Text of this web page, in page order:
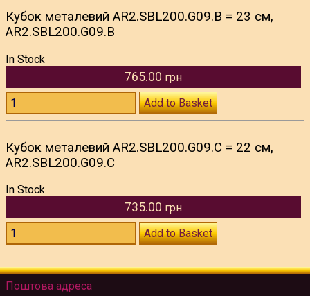
Кубок металевий AR2.SBL200.G09.B = 23 см,
AR2.SBL200.G09.B
In Stock
765.00 грн
Add to Basket
Кубок металевий AR2.SBL200.G09.C = 22 см,
AR2.SBL200.G09.C
In Stock
735.00 грн
Add to Basket
Поштова адреса